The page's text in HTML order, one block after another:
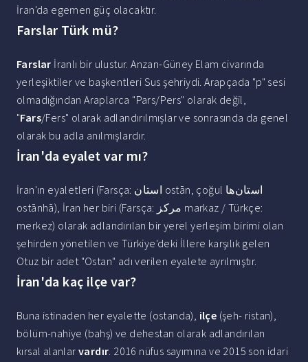
İran'da egemen güç olacaktır.
Farslar Türk mü?
Farslar İranlı bir ulustur. Anzan-Güney Elam civarında
yerleşiktiler ve başkentleri Sus şehriydi. Arapçada "p" sesi
olmadığından Araplarca "Pars/Pers" olarak değil,
"Fars/Fers" olarak adlandırılmışlar ve sonrasında da genel
olarak bu adla anılmışlardır.
İran'da eyalet var mı?
İran'ın eyaletleri (Farsça: استان ostān, çoğul استان‌ها
ostānhā), İran her biri (Farsça: مرکز markaz / Türkçe:
merkez) olarak adlandırılan bir yerel yerleşim birimi olan
şehirden yönetilen ve Türkiye'deki İllere karşılık gelen
Otuz bir adet "Ostan" adı verilen eyalete ayrılmıştır.
İran'da kaç ilçe var?
Buna istinaden her eyalette (ostanda), ilçe (şeh- ristan),
bölüm-nahiye (bahş) ve dehestan olarak adlandırılan
kırsal alanlarvardır. 2016 nüfus sayımına ve 2015 son idari